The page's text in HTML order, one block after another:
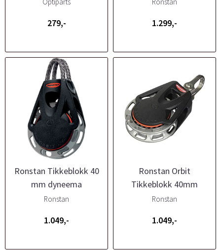
279,- 1.299,-
Ronstan Tikkeblokk 40
mm dyneema
Ronstan
1.049,-
Ronstan Orbit
Tikkeblokk 40mm
Ronstan
1.049,-